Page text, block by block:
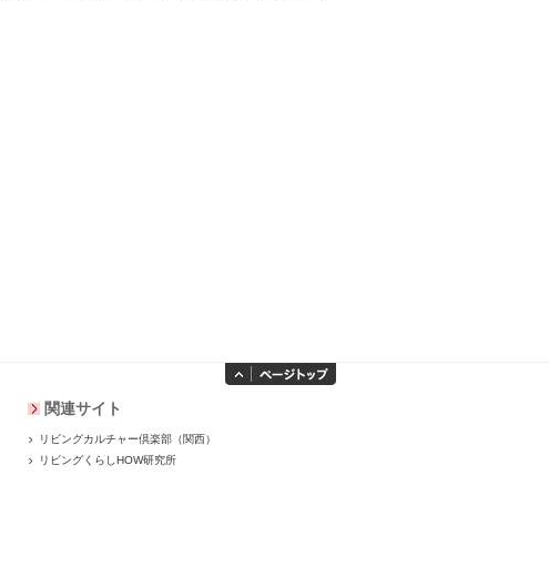
関連サイト
リビングカルチャー倶楽部（関西）
リビングくらしHOW研究所